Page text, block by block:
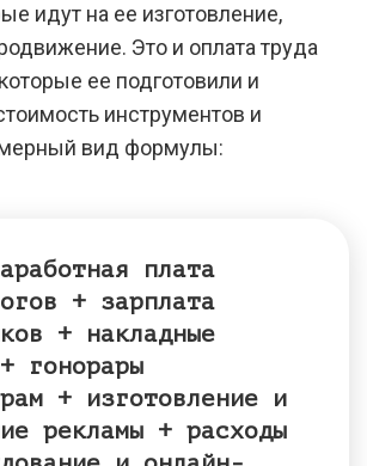
идут на ее изготовление,
Это и оплата труда
ее подготовили и
инструментов и
вид формулы:
плата
+ зарплата
+ накладные
гонорары
+ изготовление и
рекламы + расходы